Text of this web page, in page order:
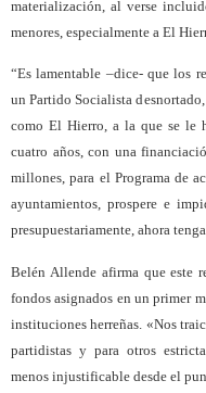
materialización, al verse
menores, especialmente a El
“Es lamentable –dice- que los
un Partido Socialista
como El Hierro, a la que se le
cuatro años, con una
millones, para el Programa de
ayuntamientos, prospere e
presupuestariamente, ahora
Belén Allende afirma que este
fondos asignados en un primer
instituciones herreñas. «Nos
partidistas y para otros
menos injustificable desde el